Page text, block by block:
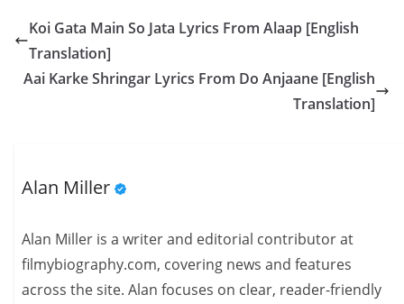
Koi Gata Main So Jata Lyrics From Alaap [English
Translation]
Aai Karke Shringar Lyrics From Do Anjaane [English
Translation]
Alan Miller
Alan Miller is a writer and editorial contributor at
filmybiography.com, covering news and features
across the site. Alan focuses on clear, reader-friendly